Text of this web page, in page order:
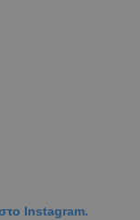
Instagram.